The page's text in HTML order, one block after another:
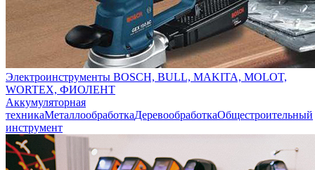
Электроинструменты BOSCH, BULL, MAKITA, MOLOT,
WORTEX, ФИОЛЕНТ
Аккумуляторная
техникаМеталлообработкаДеревообработкаОбщестроительный
инструмент